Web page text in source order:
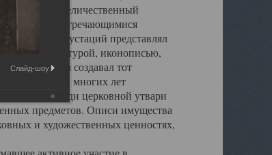
и величественный
нигде не встречающимися
инкрустаций представлял
скульптурой, иконописью,
храма создавал тот
протяжении многих лет
среди церковной утвари
предметов. Описи имущества
и художественных ценностях,
Слайд-шоу: